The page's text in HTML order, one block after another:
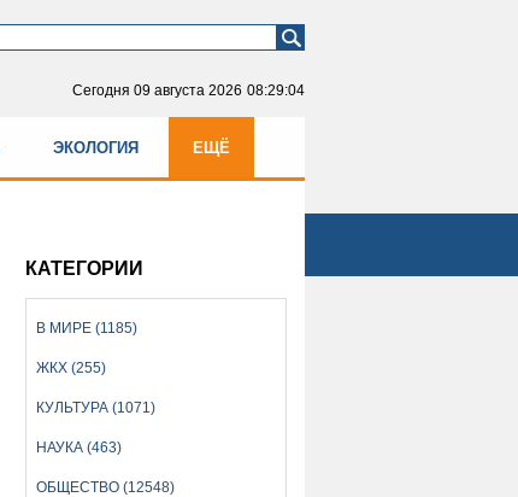
Сегодня 09 августа 2026 08:29:04
ЭКОЛОГИЯ ЕЩЁ
КАТЕГОРИИ
В МИРЕ (1185)
ЖКХ (255)
КУЛЬТУРА (1071)
НАУКА (463)
ОБЩЕСТВО (12548)